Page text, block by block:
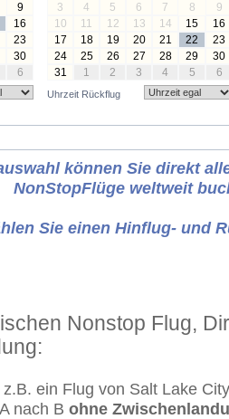
9
16
23
30
6
3
4 5 6 7 8
9
10
11 12 13 14 15
16
17
18 19 20 21 22
23
24
25 26 27 28 29
30
31
1 2 3 4 5 6
Uhrzeit Rückflug
können Sie direkt
NonStopFlüge weltweit
Sie einen Hinflug- und
Nonstop Flug,
z.B. ein Flug von Salt Lake
nach B ohne